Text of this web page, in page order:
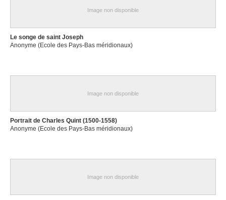
Image non disponible
Le songe de saint Joseph
Anonyme (Ecole des Pays-Bas méridionaux)
Image non disponible
Portrait de Charles Quint (1500-1558)
Anonyme (Ecole des Pays-Bas méridionaux)
Image non disponible